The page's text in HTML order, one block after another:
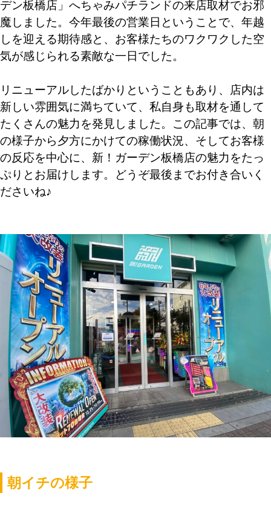
デン板橋店」へちゃみパチランドの来店取材でお邪
魔しました。今年最後の営業日ということで、年越
しを迎える期待感と、お客様たちのワクワクした空
気が感じられる素敵な一日でした。
リニューアルしたばかりということもあり、店内は
新しい雰囲気に満ちていて、私自身も取材を通して
たくさんの魅力を発見しました。この記事では、朝
の様子から夕方にかけての稼働状況、そしてお客様
の反応を中心に、新！ガーデン板橋店の魅力をたっ
ぷりとお届けします。どうぞ最後までお付き合いく
ださいね♪
朝イチの様子